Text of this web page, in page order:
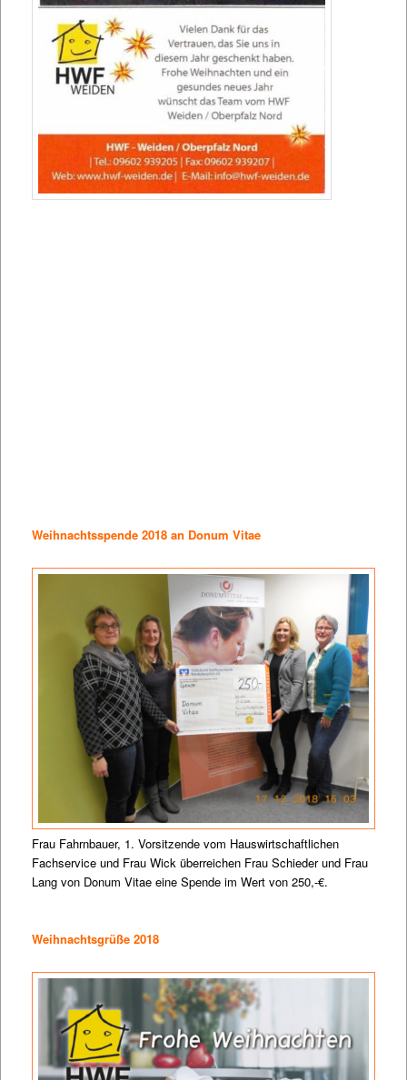
Weihnachtsspende 2018 an Donum Vitae
Frau Fahrnbauer, 1. Vorsitzende vom Hauswirtschaftlichen
Fachservice und Frau Wick überreichen Frau Schieder und Frau
Lang von Donum Vitae eine Spende im Wert von 250,-€.
Weihnachtsgrüße 2018